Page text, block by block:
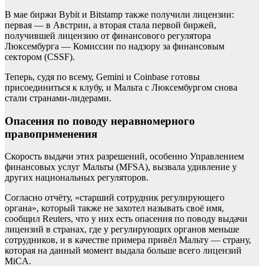
В мае биржи Bybit и Bitstamp также получили лицензии:
первая — в Австрии, а вторая стала первой биржей,
получившей лицензию от финансового регулятора
Люксембурга — Комиссии по надзору за финансовым
сектором (CSSF).
Теперь, судя по всему, Gemini и Coinbase готовы
присоединиться к клубу, и Мальта с Люксембургом снова
стали странами-лидерами.
Опасения по поводу неравномерного
правоприменения
Скорость выдачи этих разрешений, особенно Управлением
финансовых услуг Мальты (MFSA), вызвала удивление у
других национальных регуляторов.
Согласно отчёту, «старший сотрудник регулирующего
органа», который также не захотел называть своё имя,
сообщил Reuters, что у них есть опасения по поводу выдачи
лицензий в странах, где у регулирующих органов меньше
сотрудников, и в качестве примера привёл Мальту — страну,
которая на данный момент выдала больше всего лицензий
MiCA.